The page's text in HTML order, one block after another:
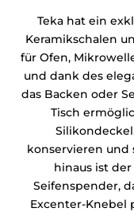
Teka hat ein
Keramikschalen
für Ofen,
und dank des
das Backen oder
Tisch
konservieren und
hinaus ist
Seifenspender,
Excenter-Knebel